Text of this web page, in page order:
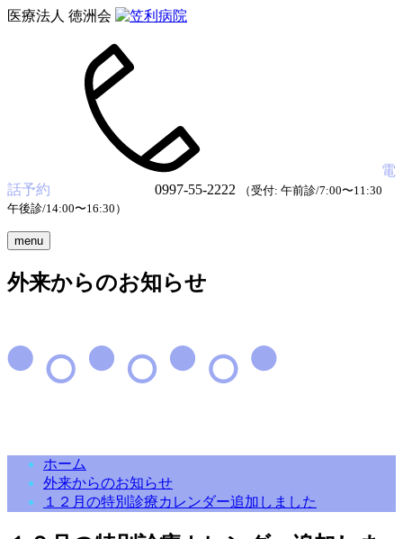
医療法人 徳洲会
電
話予約
0997-55-2222
（受付: 午前診/7:00〜11:30
午後診/14:00〜16:30）
menu
外来からのお知らせ
ホーム
外来からのお知らせ
１２月の特別診療カレンダー追加しました